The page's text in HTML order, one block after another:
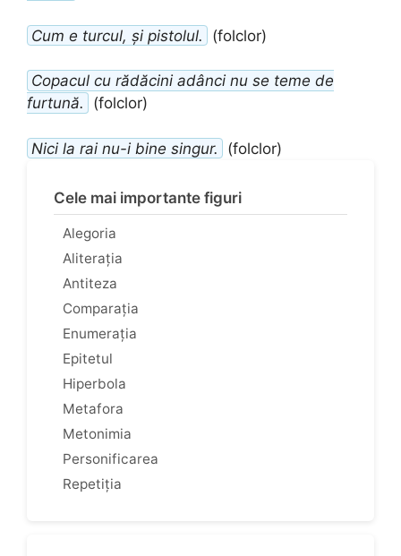
Cum e turcul, și pistolul. (folclor)
Copacul cu rădăcini adânci nu se teme de
furtună.
(folclor)
Nici la rai nu-i bine singur. (folclor)
Cele mai importante figuri
Alegoria
Aliterația
Antiteza
Comparația
Enumerația
Epitetul
Hiperbola
Metafora
Metonimia
Personificarea
Repetiția